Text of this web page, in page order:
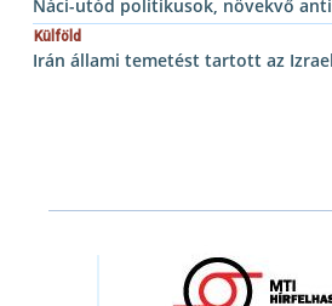
Náci-utód politikusok, növekvő
Külföld
Irán állami temetést tartott az